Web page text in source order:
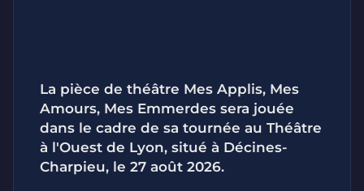
La pièce de théâtre Mes Applis, Mes
Amours, Mes Emmerdes sera jouée
dans le cadre de sa tournée au Théâtre
à l'Ouest de Lyon, situé à Décines-
Charpieu, le 27 août 2026.